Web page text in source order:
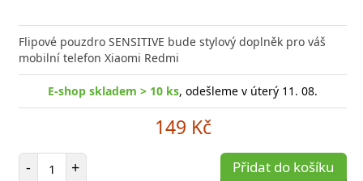
Flipové pouzdro SENSITIVE bude stylový doplněk pro váš
mobilní telefon Xiaomi Redmi
E-shop skladem > 10 ks, odešleme v úterý 11. 08.
149 Kč
- Počet položek
+ Přidat do košíku